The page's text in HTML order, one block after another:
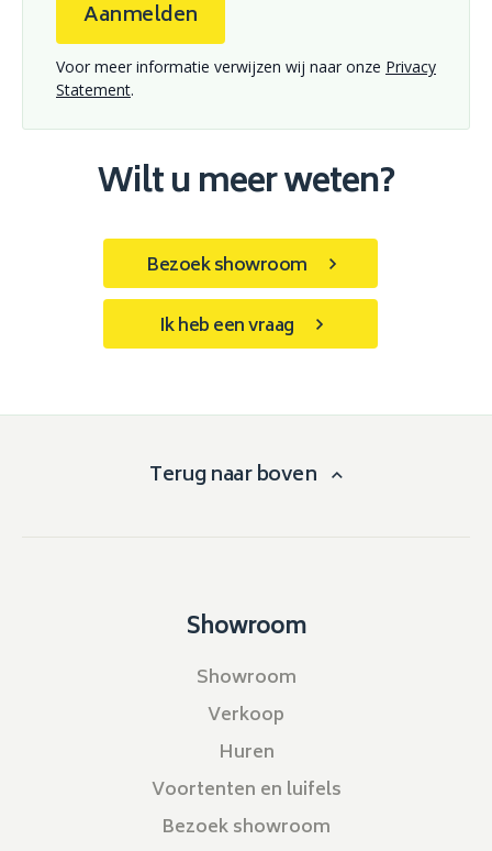
Aanmelden
Voor meer informatie verwijzen wij naar onze Privacy
Statement.
Wilt u meer weten?
Bezoek showroom
Ik heb een vraag
Terug naar boven
Showroom
Showroom
Verkoop
Huren
Voortenten en luifels
Bezoek showroom